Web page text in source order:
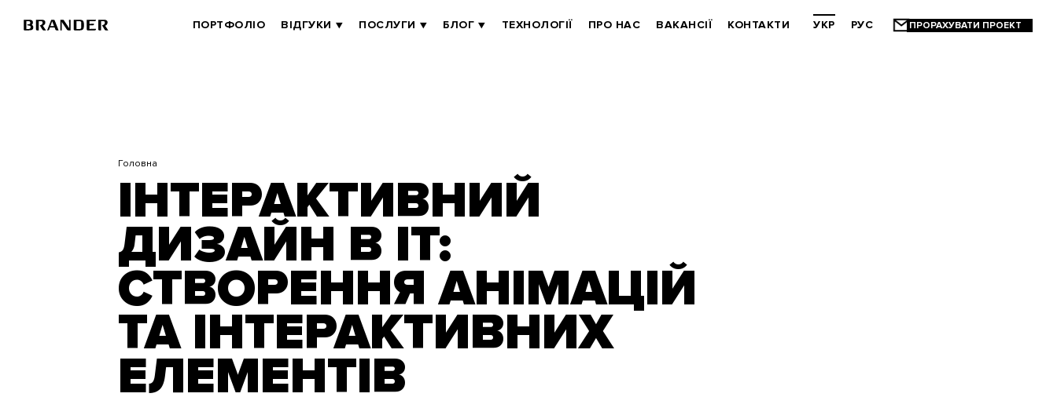
BRANDER
ПОРТФОЛІО ВІДГУКИ ПОСЛУГИ БЛОГ ТЕХНОЛОГІЇ ПРО НАС ВАКАНСІЇ КОНТАКТИ УКР РУС
Головна
ІНТЕРАКТИВНИЙ
ДИЗАЙН В IT:
СТВОРЕННЯ АНІМАЦІЙ
ТА ІНТЕРАКТИВНИХ
ЕЛЕМЕНТІВ